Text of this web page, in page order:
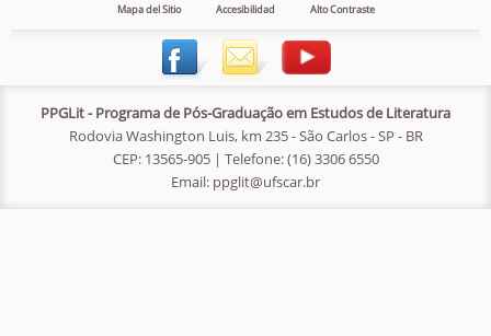
Mapa del Sitio Accesibilidad Alto Contraste
PPGLit - Programa de Pós-Graduação em Estudos de Literatura
Rodovia Washington Luis, km 235 - São Carlos - SP - BR
CEP: 13565-905 | Telefone: (16) 3306 6550
Email: ppglit@ufscar.br